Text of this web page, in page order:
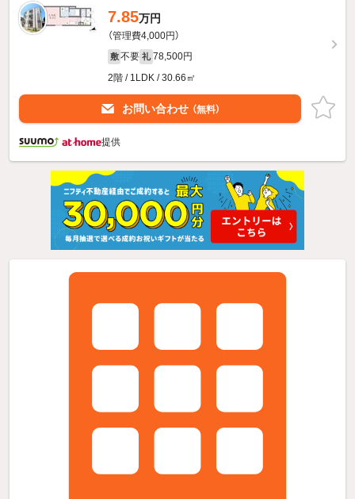
7.85万円
（管理費4,000円）
敷 不要 礼 78,500円
2階 / 1LDK / 30.66㎡
お問い合わせ （無料）
提供